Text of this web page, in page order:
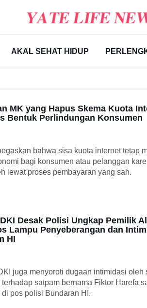
AKAL SEHAT HIDUP
MK yang Hapus Skema Kuota
Bentuk Perlindungan Konsumen
bahwa sisa kuota internet tetap
bagi konsumen atau pelanggan
lewat proses pembayaran yang sah.
Desak Polisi Ungkap Pemilik
Lampu Penyeberangan dan
HI
juga menyoroti dugaan intimidasi oleh
satpam bernama Fiktor Harefa
di pos polisi Bundaran HI.